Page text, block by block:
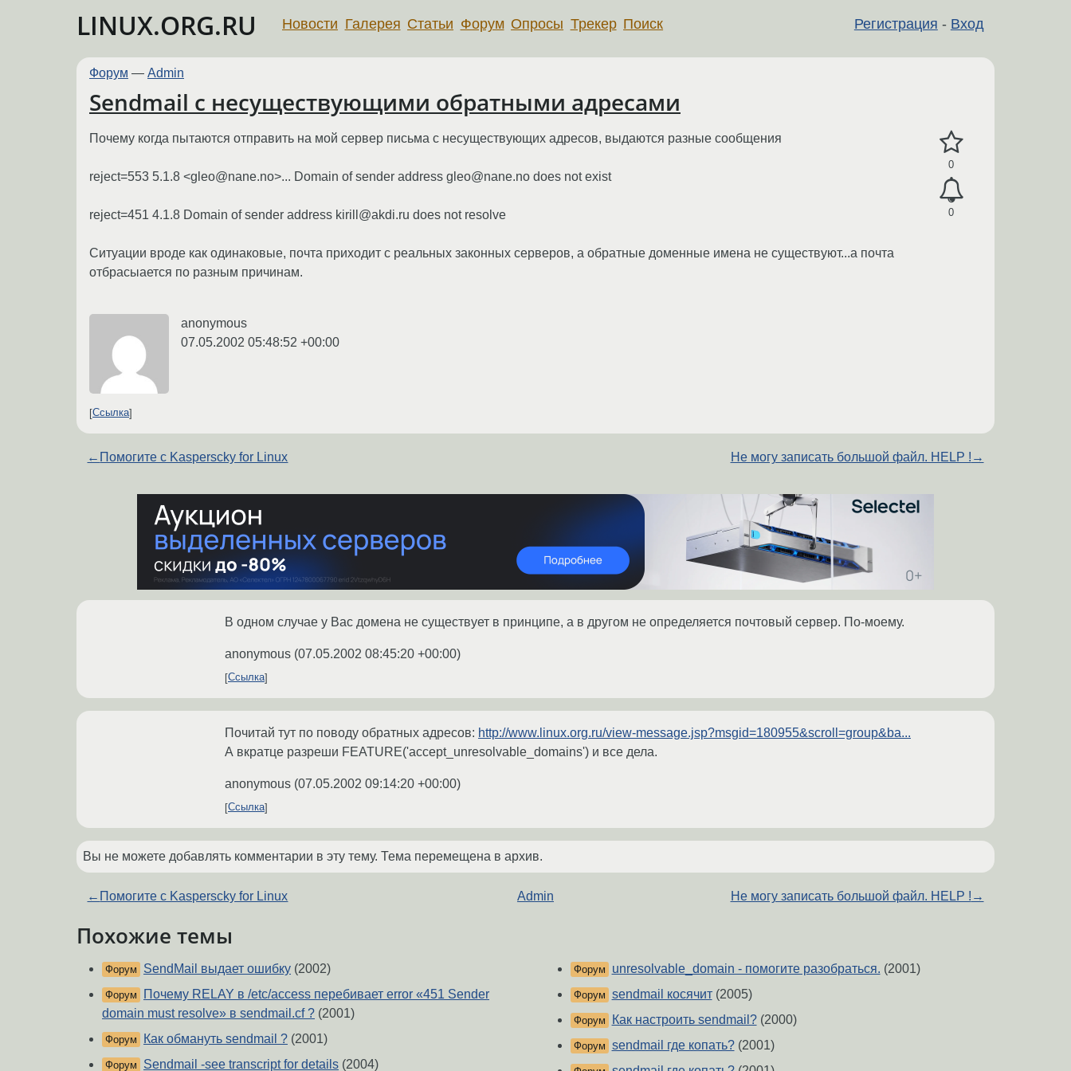
LINUX.ORG.RU Регистрация - Вход
Новости Галерея Статьи Форум Опросы Трекер Поиск
Форум — Admin
Sendmail с несуществующими обратными адресами
0
0
Почему когда пытаются отправить на мой сервер письма с несуществующих адресов, выдаются разные сообщения
reject=553 5.1.8 <gleo@nane.no>... Domain of sender address gleo@nane.no does not exist
reject=451 4.1.8 Domain of sender address kirill@akdi.ru does not resolve
Ситуации вроде как одинаковые, почта приходит с реальных законных серверов, а обратные доменные имена не существуют...а почта
отбрасыается по разным причинам.
anonymous
07.05.2002 05:48:52 +00:00
Ссылка
← Помогите с Kasperscky for Linux Не могу записать большой файл. HELP ! →
В одном случае у Вас домена не существует в принципе, а в другом не определяется почтовый сервер. По-моему.
anonymous (07.05.2002 08:45:20 +00:00)
Ссылка
Почитай тут по поводу обратных адресов: http://www.linux.org.ru/view-message.jsp?msgid=180955&scroll=group&ba...
А вкратце разреши FEATURE('accept_unresolvable_domains') и все дела.
anonymous (07.05.2002 09:14:20 +00:00)
Ссылка
Вы не можете добавлять комментарии в эту тему. Тема перемещена в архив.
← Помогите с Kasperscky for Linux Admin Не могу записать большой файл. HELP ! →
Похожие темы
Форум SendMail выдает ошибку (2002)
Форум
Почему RELAY в /etc/access перебивает error «451 Sender
domain must resolve» в sendmail.cf ? (2001)
Форум Как обмануть sendmail ? (2001)
Форум Sendmail -see transcript for details (2004)
Форум unresolvable_domain - помогите разобраться. (2001)
Форум sendmail косячит(2005)
Форум Как настроить sendmail?(2000)
Форум sendmail где копать?(2001)